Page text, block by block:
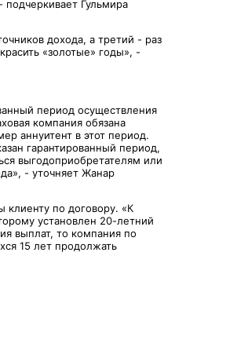
подчеркивает Гульмира
дохода, а третий - раз
«золотые» годы», -
период осуществления
компания обязана
аннуитент в этот период.
гарантированный период,
выгодоприобретателям или
- уточняет Жанар
клиенту по договору. «К
установлен 20-летний
выплат, то компания по
15 лет продолжать